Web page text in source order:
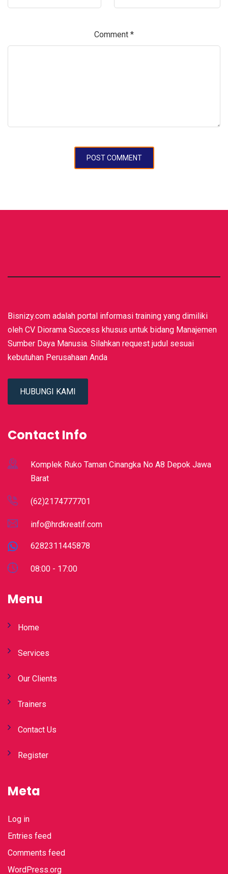
Comment *
Bisnizy.com adalah portal informasi training yang dimiliki
oleh CV Diorama Success khusus untuk bidang Manajemen
Sumber Daya Manusia. Silahkan request judul sesuai
kebutuhan Perusahaan Anda
HUBUNGI KAMI
Contact Info
Komplek Ruko Taman Cinangka No A8 Depok Jawa
Barat
(62)2174777701
info@hrdkreatif.com
6282311445878
08:00 - 17:00
Menu
Home
Services
Our Clients
Trainers
Contact Us
Register
Meta
Log in
Entries feed
Comments feed
WordPress.org